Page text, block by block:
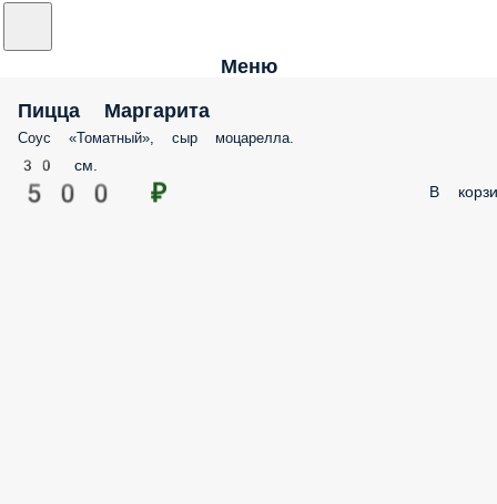
Меню
Пицца Маргарита
Соус «Томатный», сыр моцарелла.
30 см.
500 ₽ В